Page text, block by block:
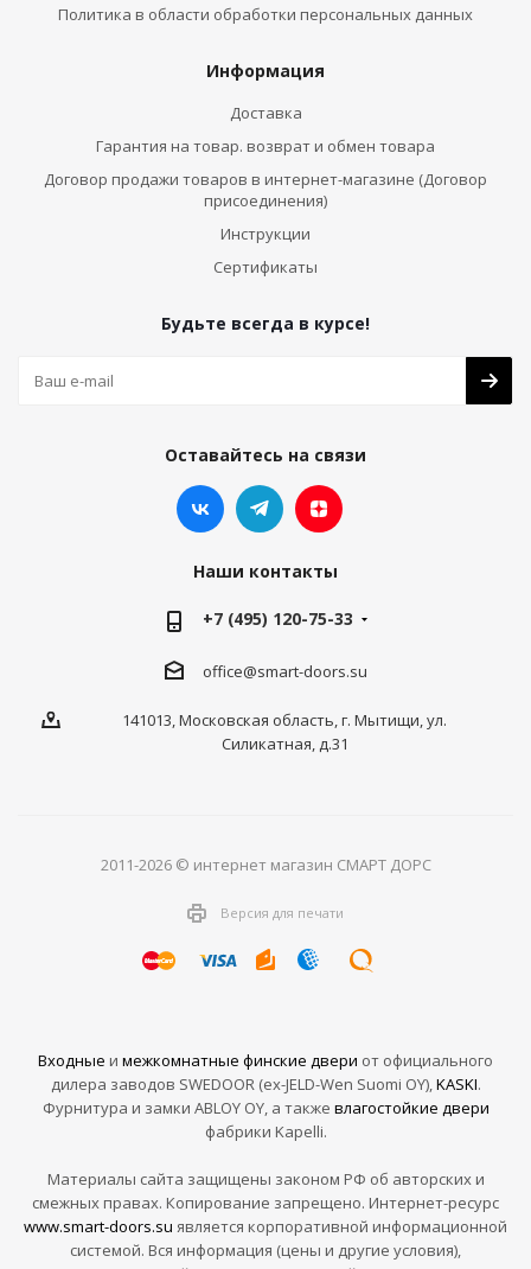
Политика в области обработки персональных данных
Информация
Доставка
Гарантия на товар. возврат и обмен товара
Договор продажи товаров в интернет-магазине (Договор
присоединения)
Инструкции
Сертификаты
Будьте всегда в курсе!
Оставайтесь на связи
Наши контакты
+7 (495) 120-75-33
office@smart-doors.su
141013, Московская область, г. Мытищи, ул.
Силикатная, д.31
2011-2026 © интернет магазин СМАРТ ДОРС
Версия для печати
Входные и межкомнатные финские двери от официального
дилера заводов SWEDOOR (ex-JELD-Wen Suomi OY),KASKI.
Фурнитура и замки ABLOY OY, а также влагостойкие двери
фабрики Kapelli.
Материалы сайта защищены законом РФ об авторских и
смежных правах. Копирование запрещено. Интернет-ресурс
www.smart-doors.su является корпоративной информационной
системой. Вся информация (цены и другие условия),